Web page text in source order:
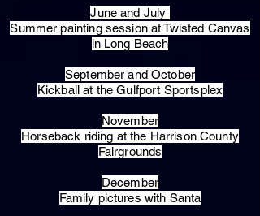
June and July
Summer painting session at Twisted Canvas
in Long Beach
September and October
Kickball at the Gulfport Sportsplex
November
Horseback riding at the Harrison County
Fairgrounds
December
Family pictures with Santa